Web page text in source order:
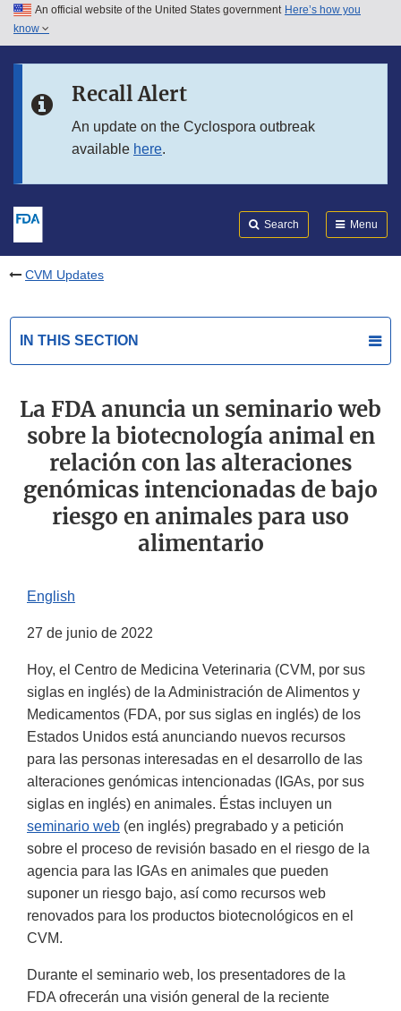
Skip to main content
Skip to in this section menu
An official website of the United States government Here’s how you
know
Recall Alert
An update on the Cyclospora outbreak
available here.
Search Menu
CVM Updates
IN THIS SECTION
La FDA anuncia un seminario web
sobre la biotecnología animal en
relación con las alteraciones
genómicas intencionadas de bajo
riesgo en animales para uso
alimentario
English
27 de junio de 2022
Hoy, el Centro de Medicina Veterinaria (CVM, por sus
siglas en inglés) de la Administración de Alimentos y
Medicamentos (FDA, por sus siglas en inglés) de los
Estados Unidos está anunciando nuevos recursos
para las personas interesadas en el desarrollo de las
alteraciones genómicas intencionadas (IGAs, por sus
siglas en inglés) en animales. Éstas incluyen un
seminario web (en inglés) pregrabado y a petición
sobre el proceso de revisión basado en el riesgo de la
agencia para las IGAs en animales que pueden
suponer un riesgo bajo, así como recursos web
renovados para los productos biotecnológicos en el
CVM.
Durante el seminario web, los presentadores de la
FDA ofrecerán una visión general de la reciente